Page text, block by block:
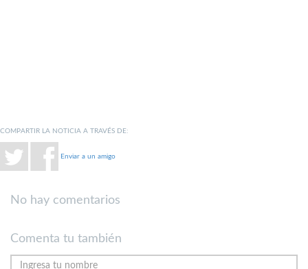
COMPARTIR LA NOTICIA A TRAVÉS DE:
Enviar a un amigo
No hay comentarios
Comenta tu también